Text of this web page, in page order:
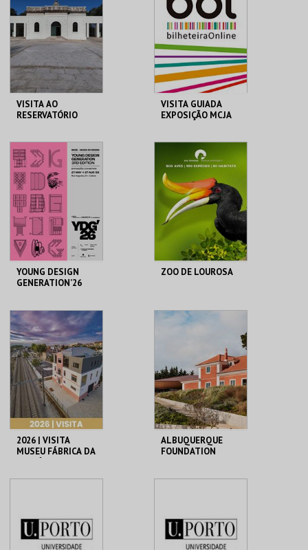
MAIS INFO
COMPRAR
MAIS INFO
COMPRAR
VISITA AO
RESERVATÓRIO
RESERVATÓRIO
MAIS INFO
COMPRAR
VISITA GUIADA
EXPOSIÇÃO MCJA
MUSEU DO CICLISMO
MAIS INFO
COMPRAR
YOUNG DESIGN
GENERATION’26
MUDE
MAIS INFO
COMPRAR
ZOO DE LOUROSA
PARQUE
ORNITOLÓGICO
MAIS INFO
COMPRAR
2026 | VISITA
MUSEU FÁBRICA DA
MAIS INFO
ALBUQUERQUE
FOUNDATION
MAIS INFO